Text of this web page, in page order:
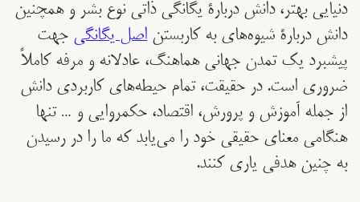
دنیایی بهتر، دانش دربارۀ یگانگی ذاتی نوع بشر و همچنین
دانش دربارۀ شیوه‌های به کاربستناصل یگانگیجهت
پیشبرد یک تمدن جهانی هماهنگ، عادلانه و مرفه کاملاً
ضروری است. در حقیقت، تمام حیطه‌های کاربردی دانش
از جمله آموزش و پرورش، اقتصاد، حکمروایی و … تنها
هنگامی معنای حقیقی خود را می‌یابد که ما را در رسیدن
به چنین هدفی یاری کنند.